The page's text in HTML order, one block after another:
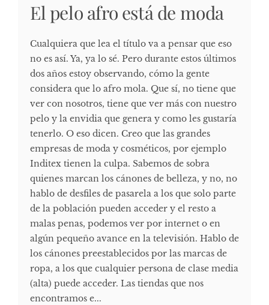
El pelo afro está de moda
Cualquiera que lea el título va a pensar que eso
no es así. Ya, ya lo sé. Pero durante estos últimos
dos años estoy observando, cómo la gente
considera que lo afro mola. Que sí, no tiene que
ver con nosotros, tiene que ver más con nuestro
pelo y la envidia que genera y como les gustaría
tenerlo. O eso dicen. Creo que las grandes
empresas de moda y cosméticos, por ejemplo
Inditex tienen la culpa. Sabemos de sobra
quienes marcan los cánones de belleza, y no, no
hablo de desfiles de pasarela a los que solo parte
de la población pueden acceder y el resto a
malas penas, podemos ver por internet o en
algún pequeño avance en la televisión. Hablo de
los cánones preestablecidos por las marcas de
ropa, a los que cualquier persona de clase media
(alta) puede acceder. Las tiendas que nos
encontramos e...